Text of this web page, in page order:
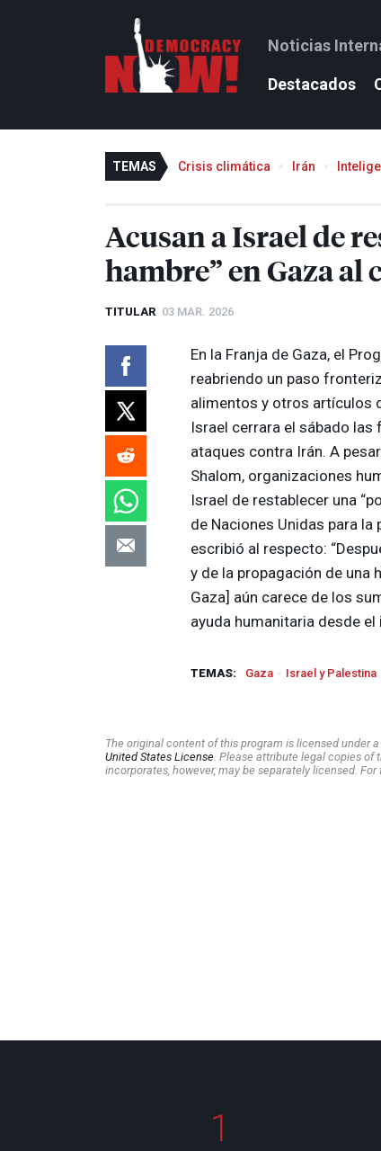
Noticias
Destacados
TEMAS Crisis climática Irán
Acusan a Israel de
hambre” en Gaza
TITULAR 03 MAR. 2026
En la Franja de Gaza, el
reabriendo un paso
alimentos y otros artículos
Israel cerrara el sábado
ataques contra Irán. A
Shalom, organizaciones
Israel de restablecer una
de Naciones Unidas para
escribió al respecto:
y de la propagación de una
Gaza] aún carece de los
ayuda humanitaria desde
TEMAS: Gaza Israel y Palestina
The original content of this program is licensed under a
United States License . Please attribute legal copies
incorporates, however, may be separately licensed.
1